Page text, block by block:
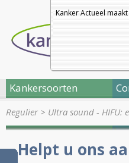
Kanker Actueel
Kankersoorten
Regulier> Ultra sound - HIFU:
Helpt u ons